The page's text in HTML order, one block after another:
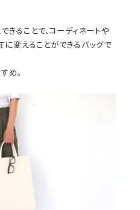
ることで、コーディネートや
変えることができるバッグで
め。